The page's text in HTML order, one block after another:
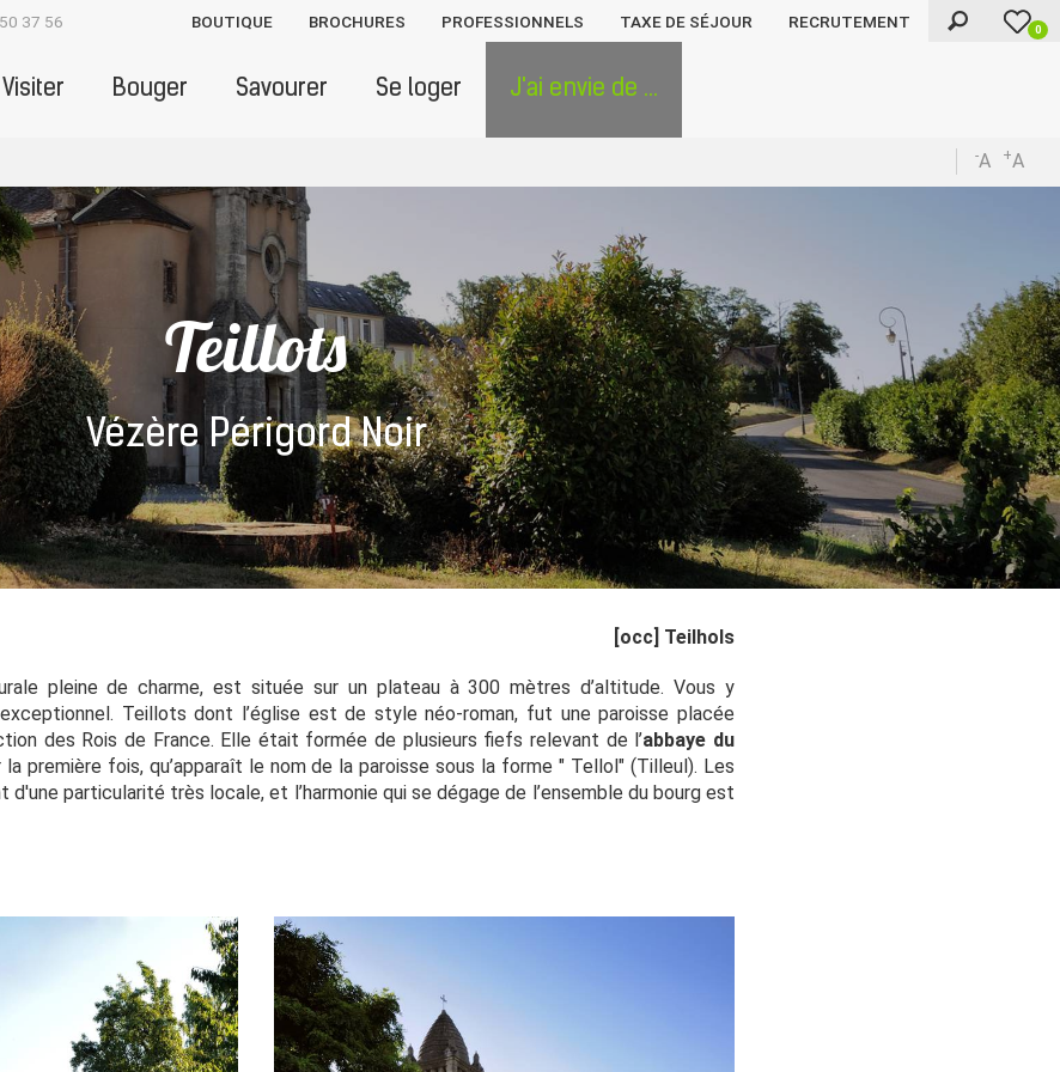
37 56 BOUTIQUE BROCHURES PROFESSIONNELS TAXE DE SÉJOUR RECRUTEMENT 0
Visiter Bouger Savourer Se loger J'ai envie de ...
-A +A
Teillots
Vézère Périgord Noir
[occ] Teilhols
pleine de charme, est située sur un plateau à 300 mètres d’altitude. Vous y
Teillots dont l’église est de style néo-roman, fut une paroisse placée
des Rois de France. Elle était formée de plusieurs fiefs relevant de l’abbaye du
la première fois, qu’apparaît le nom de la paroisse sous la forme " Tellol" (Tilleul). Les
d'une particularité très locale, et l’harmonie qui se dégage de l’ensemble du bourg est